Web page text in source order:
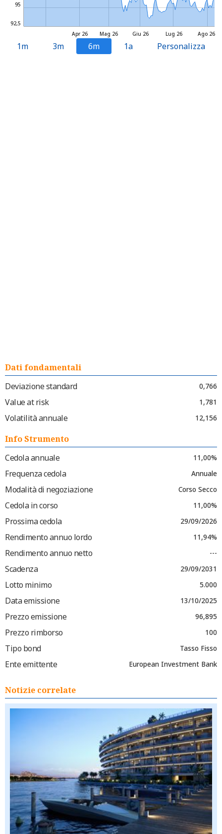
Mag 26 Lug 26
Apr 26 Giu 26 Ago 26
92,5
95
1m 3m 6m 1a Personalizza
Dati fondamentali
Deviazione standard
0,766
Value at risk 1,781
Volatilità annuale 12,156
Info Strumento
Cedola annuale
11,00%
Frequenza cedola Annuale
Modalità di negoziazione Corso Secco
Cedola in corso 11,00%
Prossima cedola 29/09/2026
Rendimento annuo lordo 11,94%
Rendimento annuo netto ---
Scadenza 29/09/2031
Lotto minimo 5.000
Data emissione 13/10/2025
Prezzo emissione 96,895
Prezzo rimborso 100
Tipo bond Tasso Fisso
Ente emittente European Investment Bank
Notizie correlate